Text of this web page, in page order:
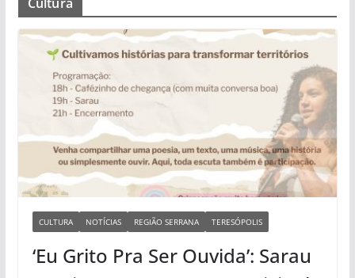
CULTURA NOTÍCIAS REGIÃO SERRANA TERESÓPOLIS
‘Eu Grito Pra Ser Ouvida’: Sarau